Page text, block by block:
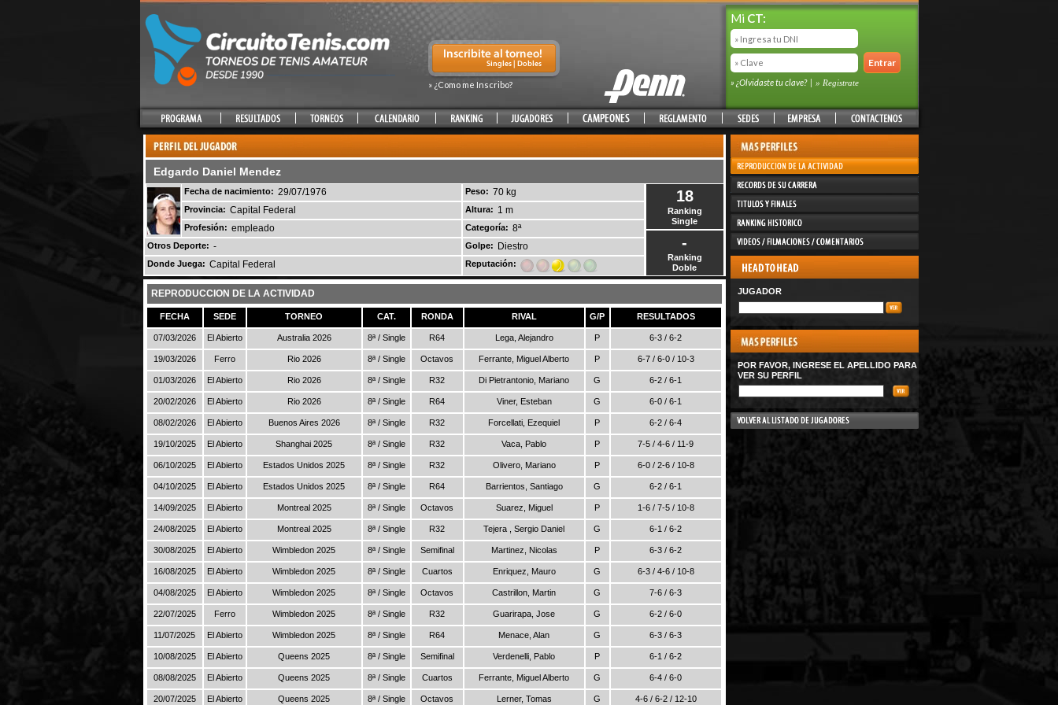
» ¿Como me Inscribo?
Mi CT:
» ¿Olvidaste tu clave? | » Registrate
Edgardo Daniel Mendez
Fecha de nacimiento: 29/07/1976 Peso: 70 kg
Provincia: Capital Federal Altura: 1 m
Profesión: empleado Categoría: 8ª
Otros Deporte: - Golpe: Diestro
Donde Juega: Capital Federal Reputación:
18
Ranking
Single
-
Ranking
Doble
REPRODUCCION DE LA ACTIVIDAD
FECHA SEDE TORNEO CAT. RONDA RIVAL G/P RESULTADOS
07/03/2026 El Abierto Australia 2026 8ª / Single R64 Lega, Alejandro P 6-3 / 6-2
19/03/2026 Ferro Rio 2026 8ª / Single Octavos Ferrante, Miguel Alberto P 6-7 / 6-0 / 10-3
01/03/2026 El Abierto Rio 2026 8ª / Single R32 Di Pietrantonio, Mariano G 6-2 / 6-1
20/02/2026 El Abierto Rio 2026 8ª / Single R64 Viner, Esteban G 6-0 / 6-1
08/02/2026 El Abierto Buenos Aires 2026 8ª / Single R32 Forcellati, Ezequiel P 6-2 / 6-4
19/10/2025 El Abierto Shanghai 2025 8ª / Single R32 Vaca, Pablo P 7-5 / 4-6 / 11-9
06/10/2025 El Abierto Estados Unidos 2025 8ª / Single R32 Olivero, Mariano P 6-0 / 2-6 / 10-8
04/10/2025 El Abierto Estados Unidos 2025 8ª / Single R64 Barrientos, Santiago G 6-2 / 6-1
14/09/2025 El Abierto Montreal 2025 8ª / Single Octavos Suarez, Miguel P 1-6 / 7-5 / 10-8
24/08/2025 El Abierto Montreal 2025 8ª / Single R32 Tejera , Sergio Daniel G 6-1 / 6-2
30/08/2025 El Abierto Wimbledon 2025 8ª / Single Semifinal Martinez, Nicolas P 6-3 / 6-2
16/08/2025 El Abierto Wimbledon 2025 8ª / Single Cuartos Enriquez, Mauro G 6-3 / 4-6 / 10-8
04/08/2025 El Abierto Wimbledon 2025 8ª / Single Octavos Castrillon, Martin G 7-6 / 6-3
22/07/2025 Ferro Wimbledon 2025 8ª / Single R32 Guarirapa, Jose G 6-2 / 6-0
11/07/2025 El Abierto Wimbledon 2025 8ª / Single R64 Menace, Alan G 6-3 / 6-3
10/08/2025 El Abierto Queens 2025 8ª / Single Semifinal Verdenelli, Pablo P 6-1 / 6-2
08/08/2025 El Abierto Queens 2025 8ª / Single Cuartos Ferrante, Miguel Alberto G 6-4 / 6-0
20/07/2025 El Abierto Queens 2025 8ª / Single Octavos Lerner, Tomas G 4-6 / 6-2 / 12-10
JUGADOR
POR FAVOR, INGRESE EL APELLIDO PARA
VER SU PERFIL